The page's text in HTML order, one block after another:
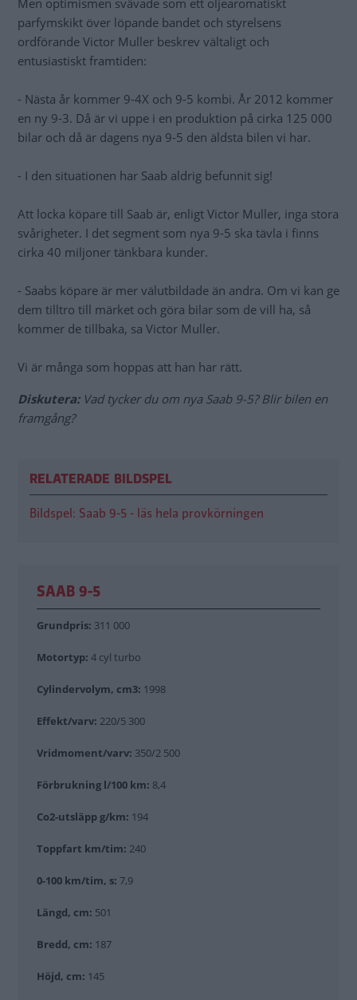
Men optimismen svävade som ett oljearomatiskt
parfymskikt över löpande bandet och styrelsens
ordförande Victor Muller beskrev vältaligt och
entusiastiskt framtiden:
- Nästa år kommer 9-4X och 9-5 kombi. År 2012 kommer
en ny 9-3. Då är vi uppe i en produktion på cirka 125 000
bilar och då är dagens nya 9-5 den äldsta bilen vi har.
- I den situationen har Saab aldrig befunnit sig!
Att locka köpare till Saab är, enligt Victor Muller, inga stora
svårigheter. I det segment som nya 9-5 ska tävla i finns
cirka 40 miljoner tänkbara kunder.
- Saabs köpare är mer välutbildade än andra. Om vi kan ge
dem tilltro till märket och göra bilar som de vill ha, så
kommer de tillbaka, sa Victor Muller.
Vi är många som hoppas att han har rätt.
Diskutera:Vad tycker du om nya Saab 9-5? Blir bilen en
framgång?
RELATERADE BILDSPEL
Bildspel: Saab 9-5 - läs hela provkörningen
SAAB 9-5
Grundpris: 311 000
Motortyp: 4 cyl turbo
Cylindervolym, cm3: 1998
Effekt/varv: 220/5 300
Vridmoment/varv: 350/2 500
Förbrukning l/100 km: 8,4
Co2-utsläpp g/km: 194
Toppfart km/tim: 240
0-100 km/tim, s: 7,9
Längd, cm: 501
Bredd, cm: 187
Höjd, cm: 145